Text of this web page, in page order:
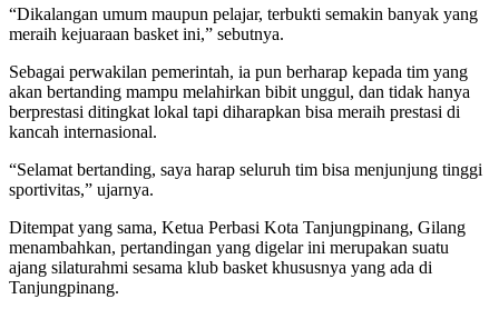
“Dikalangan umum maupun pelajar, terbukti semakin banyak yang
meraih kejuaraan basket ini,” sebutnya.
Sebagai perwakilan pemerintah, ia pun berharap kepada tim yang
akan bertanding mampu melahirkan bibit unggul, dan tidak hanya
berprestasi ditingkat lokal tapi diharapkan bisa meraih prestasi di
kancah internasional.
“Selamat bertanding, saya harap seluruh tim bisa menjunjung tinggi
sportivitas,” ujarnya.
Ditempat yang sama, Ketua Perbasi Kota Tanjungpinang, Gilang
menambahkan, pertandingan yang digelar ini merupakan suatu
ajang silaturahmi sesama klub basket khususnya yang ada di
Tanjungpinang.